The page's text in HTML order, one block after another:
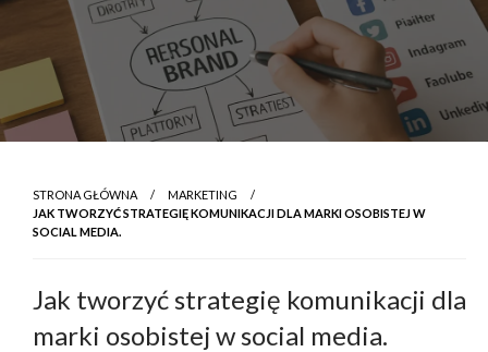
STRONA GŁÓWNA
MARKETING
JAK TWORZYĆ STRATEGIĘ KOMUNIKACJI DLA MARKI OSOBISTEJ W
SOCIAL MEDIA.
Jak tworzyć strategię komunikacji dla
marki osobistej w social media.